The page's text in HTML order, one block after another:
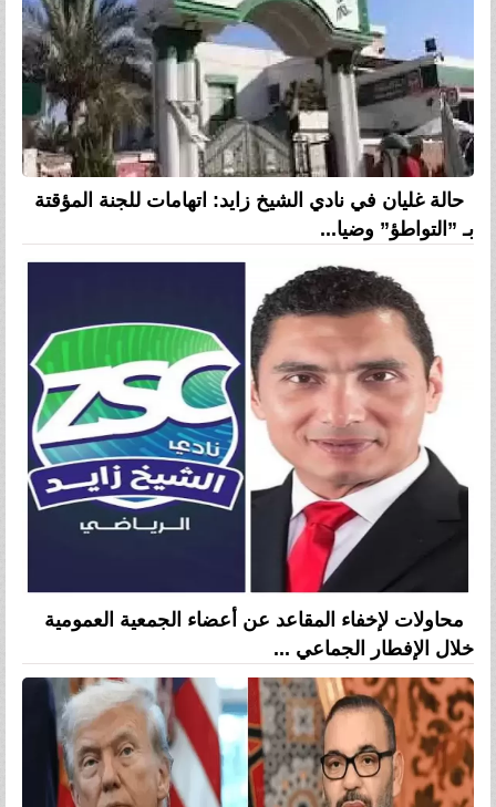
حالة غليان في نادي الشيخ زايد: اتهامات للجنة المؤقتة
بـ ”التواطؤ” وضيا...
محاولات لإخفاء المقاعد عن أعضاء الجمعية العمومية
خلال الإفطار الجماعي ...